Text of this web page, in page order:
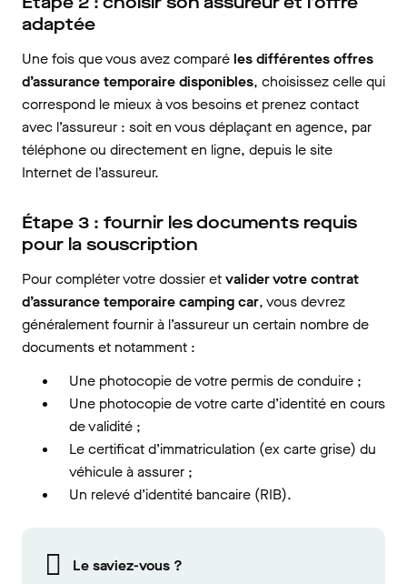
adaptée
Une fois que vous avez comparéles différentes offres
d’assurance temporaire disponibles, choisissez celle qui
correspond le mieux à vos besoins et prenez contact
avec l’assureur : soit en vous déplaçant en agence, par
téléphone ou directement en ligne, depuis le site
Internet de l’assureur.
Étape 3 : fournir les documents requis
pour la souscription
Pour compléter votre dossier etvalider votre contrat
d’assurance temporaire camping car, vous devrez
généralement fournir à l’assureur un certain nombre de
documents et notamment :
Une photocopie de votre permis de conduire ;
Une photocopie de votre carte d’identité en cours
de validité ;
Le certificat d’immatriculation (ex carte grise) du
véhicule à assurer ;
Un relevé d’identité bancaire (RIB).
Le saviez-vous ?